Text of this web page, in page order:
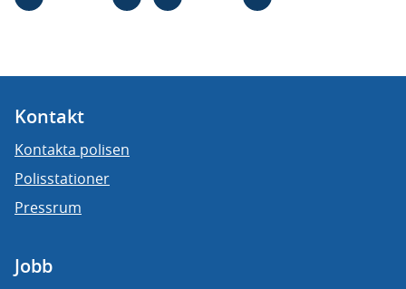
Kontakt
Kontakta polisen
Polisstationer
Pressrum
Jobb